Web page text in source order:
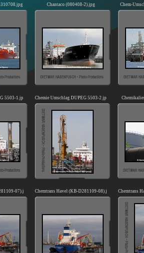
Chantaco (080408-2).jpg Chem-
5503-1.jpg Chemie Umschlag DUPEG 5503-2.jpg
07).jpg Chemtrans Havel (KB-D281109-08).jpg Chemtrans